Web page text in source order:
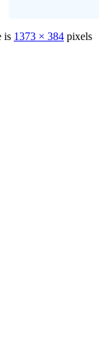
is 1373 × 384 pixels